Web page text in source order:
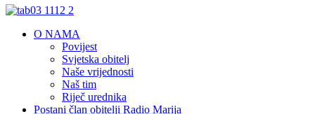
O NAMA
Povijest
Svjetska obitelj
Naše vrijednosti
Naš tim
Riječ urednika
Postani član obitelji Radio Marija